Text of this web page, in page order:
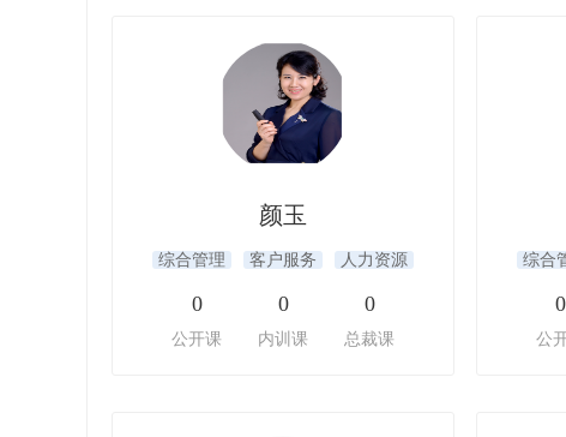
颜玉
综合管理 客户服务 人力资源
0
公开课
0
内训课
0
总裁课
综合
0
公